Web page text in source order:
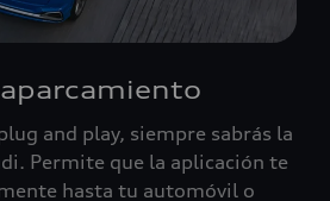
and play, siempre sabrás la
Permite que la aplicación te
hasta tu automóvil o